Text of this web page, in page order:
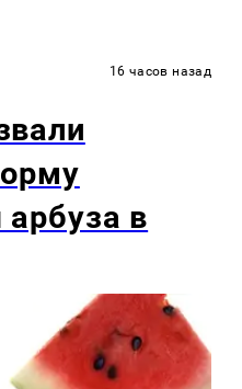
16 часов назад
арбуза в